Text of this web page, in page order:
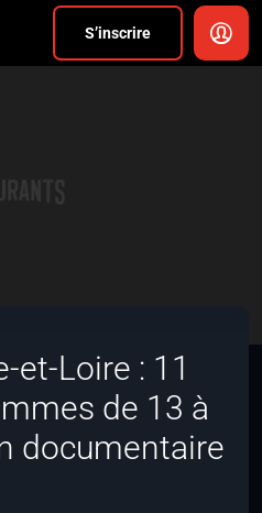
S’inscrire
et-Loire : 11
de 13 à
documentaire